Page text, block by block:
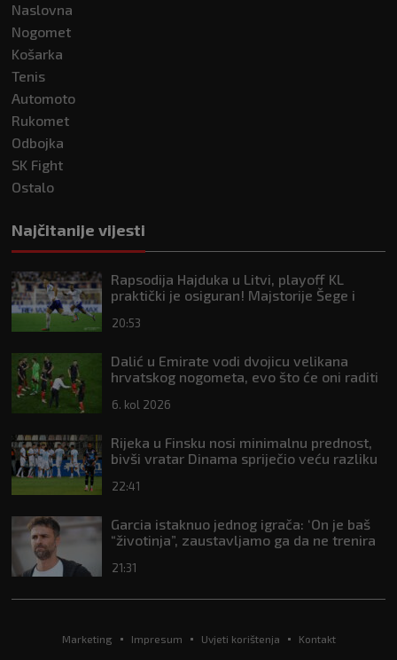
Naslovna
Nogomet
Košarka
Tenis
Automoto
Rukomet
Odbojka
SK Fight
Ostalo
Najčitanije vijesti
Rapsodija Hajduka u Litvi, playoff KL
praktički je osiguran! Majstorije Šege i
20:53
Dalić u Emirate vodi dvojicu velikana
hrvatskog nogometa, evo što će oni raditi
6. kol 2026
Rijeka u Finsku nosi minimalnu prednost,
bivši vratar Dinama spriječio veću razliku
22:41
Garcia istaknuo jednog igrača: ‘On je baš
“životinja”, zaustavljamo ga da ne trenira
21:31
Marketing Impresum Uvjeti korištenja Kontakt